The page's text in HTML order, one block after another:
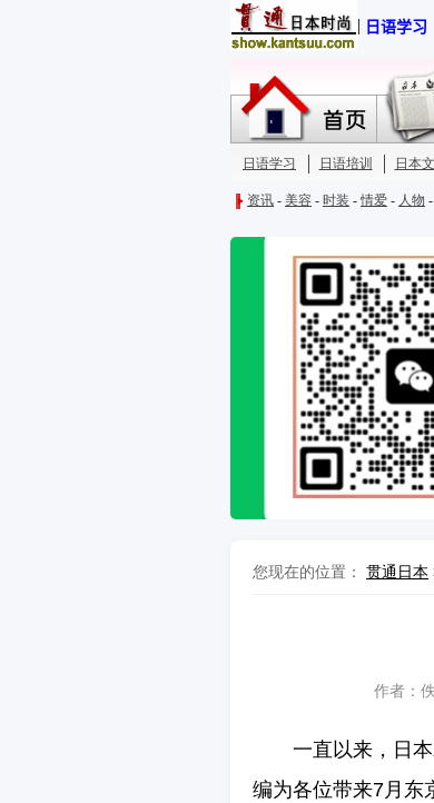
您现在的位置： 贯通日本
作者：
一直以来，日
编为各位带来7月东